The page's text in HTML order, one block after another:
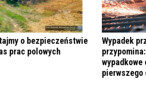
o bezpieczeństwie
prac polowych
Wypadek
wypadkowe
pierwszego